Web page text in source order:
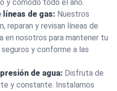
y cómodo todo el año.
líneas de gas: Nuestros
reparan y revisan líneas de
en nosotros para mantener tu
y conforme a las
de agua: Disfruta de
y constante. Instalamos